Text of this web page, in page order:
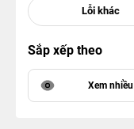
Sắp xếp theo
Xem nhiều